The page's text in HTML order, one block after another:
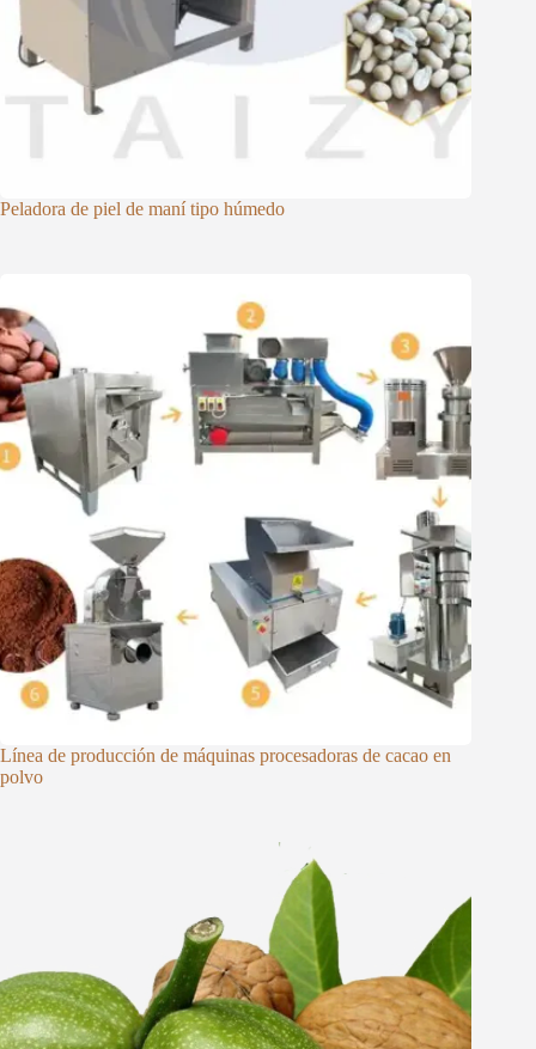
Peladora de piel de maní tipo húmedo
Línea de producción de máquinas procesadoras de cacao en
polvo
Whatsapp
Email